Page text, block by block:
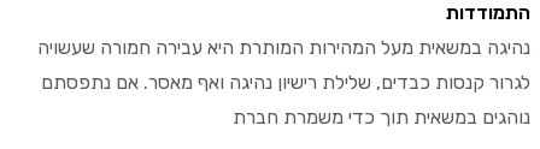
במשאית מעל המהירות המותרת היא עבירה חמורה שעשויה
קנסות כבדים, שלילת רישיון נהיגה ואף מאסר. אם נתפסתם
במשאית תוך כדי משמרת חברת